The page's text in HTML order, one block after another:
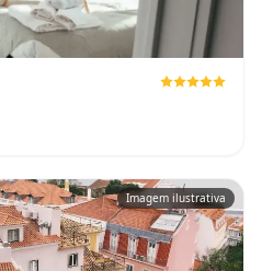
Imagem ilustrativa